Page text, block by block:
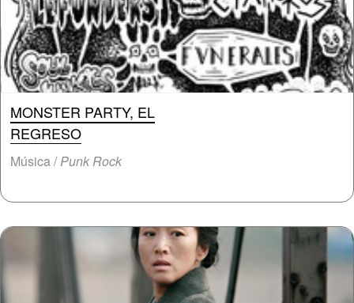
MONSTER PARTY, EL
REGRESO
Música /Punk Rock